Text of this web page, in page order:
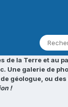
de la Terre et au
galerie de
géologue, ou
!